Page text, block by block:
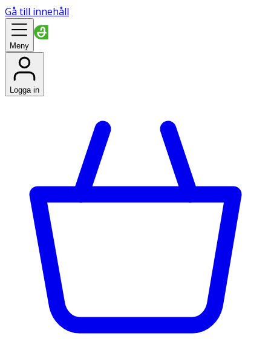
Gå till innehåll
Meny
Logga in